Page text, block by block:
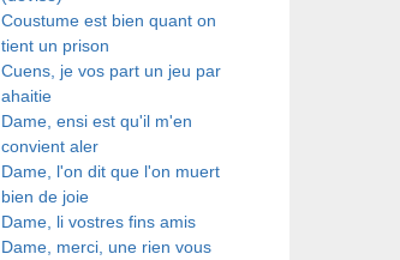
Coustume est bien quant on
tient un prison
Cuens, je vos part un jeu par
ahaitie
Dame, ensi est qu'il m'en
convient aler
Dame, l'on dit que l'on muert
bien de joie
Dame, li vostres fins amis
Dame, merci, une rien vous